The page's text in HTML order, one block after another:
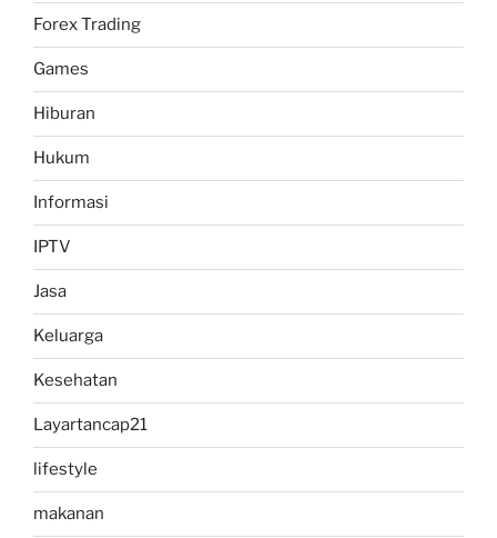
Forex Trading
Games
Hiburan
Hukum
Informasi
IPTV
Jasa
Keluarga
Kesehatan
Layartancap21
lifestyle
makanan